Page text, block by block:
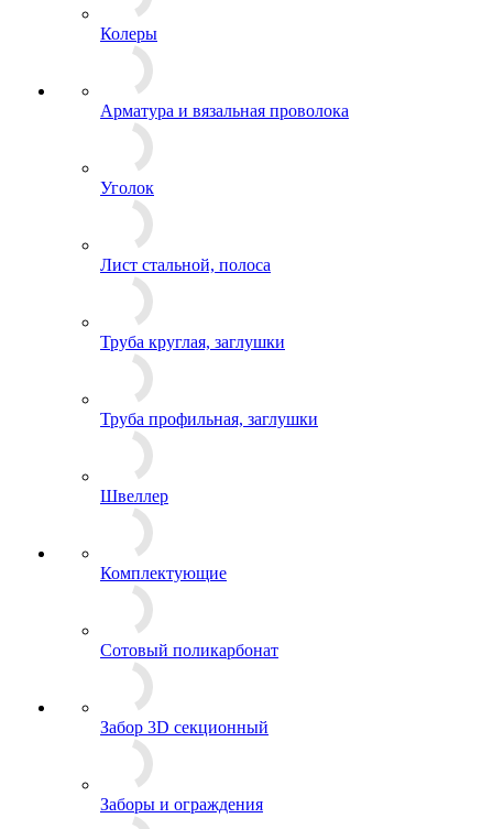
Колеры
Арматура и вязальная проволока
Уголок
Лист стальной, полоса
Труба круглая, заглушки
Труба профильная, заглушки
Швеллер
Комплектующие
Сотовый поликарбонат
Забор 3D секционный
Заборы и ограждения